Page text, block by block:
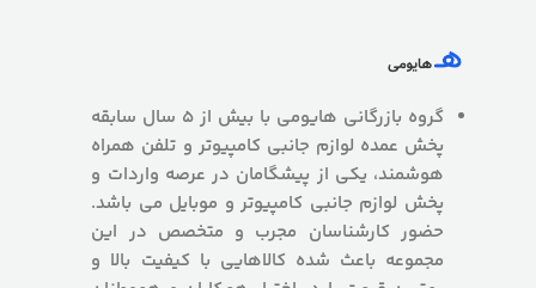
گروه بازرگانی هایومی با بیش از 5 سال سابقه
پخش عمده لوازم جانبی کامپیوتر و تلفن همراه
هوشمند، یکی از پیشگامان در عرصه واردات و
پخش لوازم جانبی کامپیوتر و موبایل می باشد.
حضور کارشناسان مجرب و متخصص در این
مجموعه باعث شده کالاهایی با کیفیت بالا و